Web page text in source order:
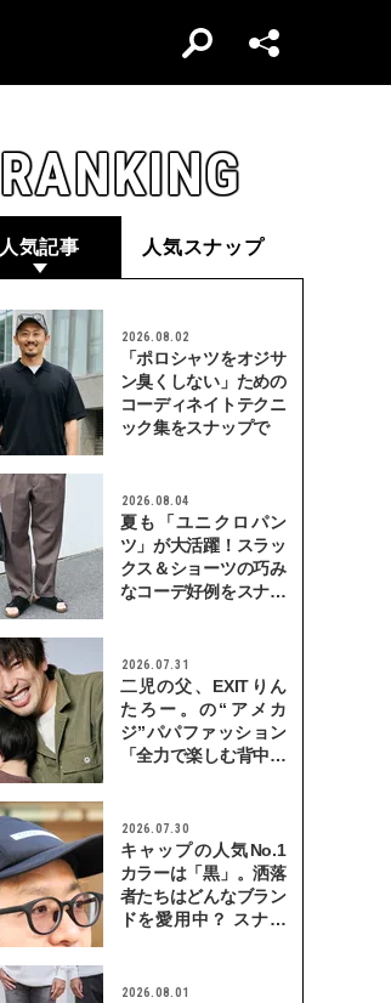
RANKING
人気記事 人気スナップ
2026.08.02
「ポロシャツをオジサ
ン臭くしない」ための
コーディネイトテクニ
ック集をスナップで
2026.08.04
夏も「ユニクロパン
ツ」が大活躍！スラッ
クス＆ショーツの巧み
なコーデ好例をスナッ
2026.07.31
二児の父、EXITりん
たろー。の“アメカ
ジ”パパファッション
「全力で楽しむ背中を
2026.07.30
キャップの人気No.1
カラーは「黒」。洒落
者たちはどんなブラン
ドを愛用中？ スナッ
2026.08.01